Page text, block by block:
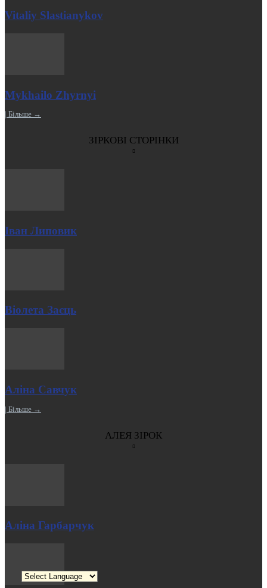
Vitaliy Slastianykov
Mykhailo Zhyrnyi
| Більше →
ЗІРКОВІ СТОРІНКИ
Іван Липовик
Віолета Заєць
Аліна Савчук
| Більше →
АЛЕЯ ЗІРОК
Аліна Гарбарчук